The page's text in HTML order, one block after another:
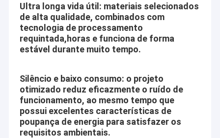
Ultra longa vida útil: materiais selecionados
de alta qualidade, combinados com
tecnologia de processamento
requintada,horas e funciona de forma
estável durante muito tempo.
Silêncio e baixo consumo: o projeto
otimizado reduz eficazmente o ruído de
funcionamento, ao mesmo tempo que
possui excelentes características de
poupança de energia para satisfazer os
requisitos ambientais.